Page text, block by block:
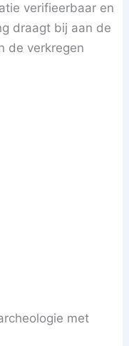
verifieerbaar en
draagt bij aan de
de verkregen
met